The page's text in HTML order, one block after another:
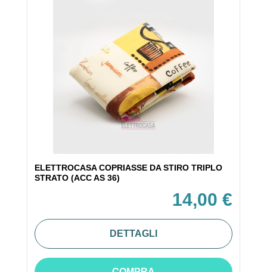
ELETTROCASA COPRIASSE DA STIRO TRIPLO
STRATO (ACC AS 36)
14,00 €
DETTAGLI